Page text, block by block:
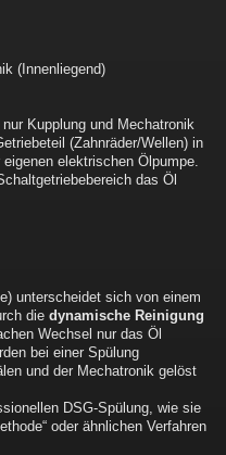
(Innenliegend)
Kupplung und Mechatronik
(Zahnräder/Wellen) in
elektrischen Ölpumpe.
das Öl
unterscheidet sich von einem
die dynamische Reinigung
Wechsel nur das Öl
bei einer Spülung
und der Mechatronik gelöst
DSG-Spülung, wie sie
oder ähnlichen Verfahren